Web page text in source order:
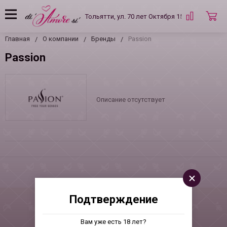
Тольятти, ул. 70 лет Октября 15 Б
Главная О компании Бренды Passion
Passion
Описание отсутствует
Подтверждение
Вам уже есть 18 лет?